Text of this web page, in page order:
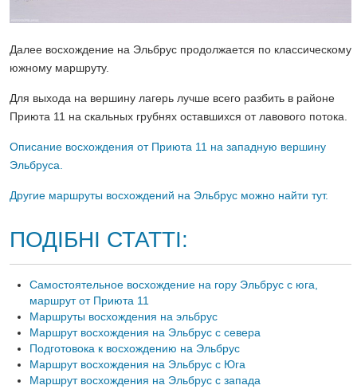
Далее восхождение на Эльбрус продолжается по классическому
южному маршруту.
Для выхода на вершину лагерь лучше всего разбить в районе
Приюта 11 на скальных грубнях оставшихся от лавового потока.
Описание восхождения от Приюта 11 на западную вершину
Эльбруса.
Другие маршруты восхождений на Эльбрус можно найти тут.
ПОДІБНІ СТАТТІ:
Самостоятельное восхождение на гору Эльбрус с юга,
маршрут от Приюта 11
Маршруты восхождения на эльбрус
Маршрут восхождения на Эльбрус с севера
Подготовока к восхождению на Эльбрус
Маршрут восхождения на Эльбрус с Юга
Маршрут восхождения на Эльбрус с запада